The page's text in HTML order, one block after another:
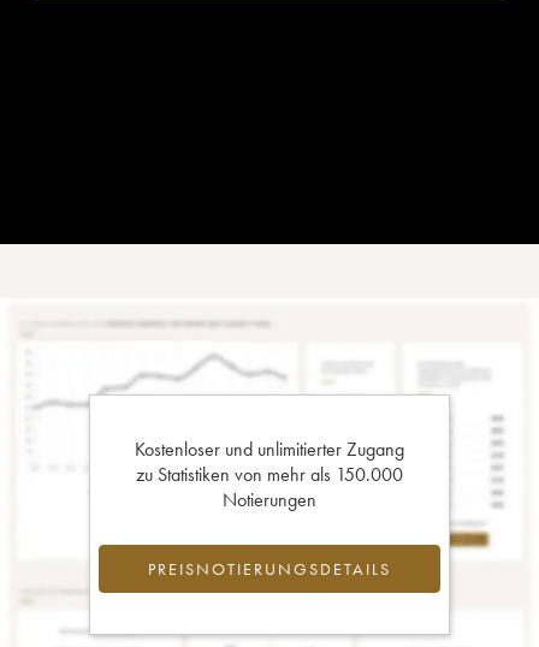
Kostenloser und unlimitierter Zugang
zu Statistiken von mehr als 150.000
Notierungen
PREISNOTIERUNGSDETAILS